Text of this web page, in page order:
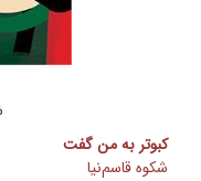
کبوتر به من گفت
شکوه قاسم‌نیا